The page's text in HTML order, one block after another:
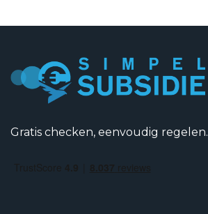
Gratis checken, eenvoudig regelen.